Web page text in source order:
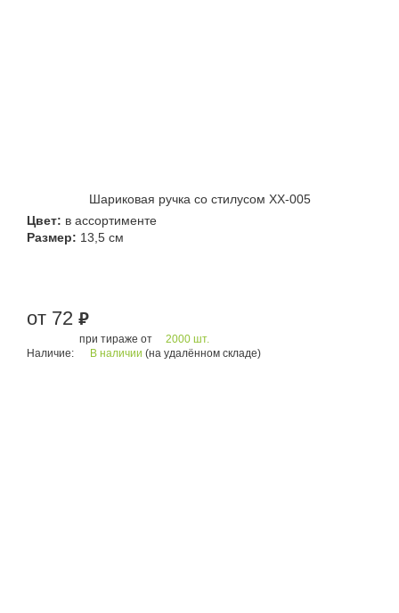
Шариковая ручка со стилусом XX-005
Цвет: в ассортименте
Размер: 13,5 см
от 72 руб.
при тираже от
2000 шт.
Наличие:
В наличии (на удалённом складе)